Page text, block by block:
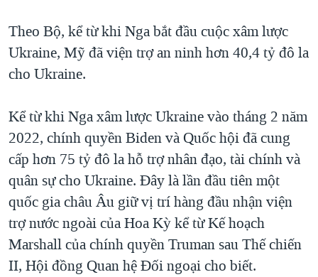
Theo Bộ, kể từ khi Nga bắt đầu cuộc xâm lược
Ukraine, Mỹ đã viện trợ an ninh hơn 40,4 tỷ đô la
cho Ukraine.
Kể từ khi Nga xâm lược Ukraine vào tháng 2 năm
2022, chính quyền Biden và Quốc hội đã cung
cấp hơn 75 tỷ đô la hỗ trợ nhân đạo, tài chính và
quân sự cho Ukraine. Đây là lần đầu tiên một
quốc gia châu Âu giữ vị trí hàng đầu nhận viện
trợ nước ngoài của Hoa Kỳ kể từ Kế hoạch
Marshall của chính quyền Truman sau Thế chiến
II, Hội đồng Quan hệ Đối ngoại cho biết.